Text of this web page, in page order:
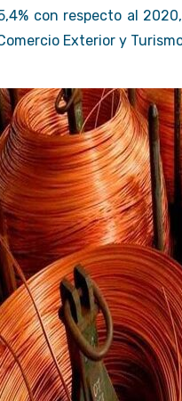
con respecto al
Exterior y